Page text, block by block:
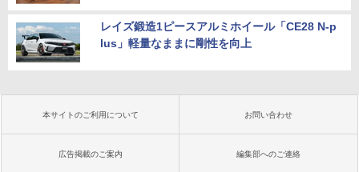
レイズ鍛造1ピースアルミホイール「CE28 N-p
lus」軽量なままに剛性を向上
本サイトのご利用について お問い合わせ
広告掲載のご案内 編集部へのご連絡